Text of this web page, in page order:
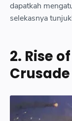
Game of
fraksi kerajaan
atau Desert Sultan
">9 March of
dapatkah
selekasnya
2. Rise
Crusade